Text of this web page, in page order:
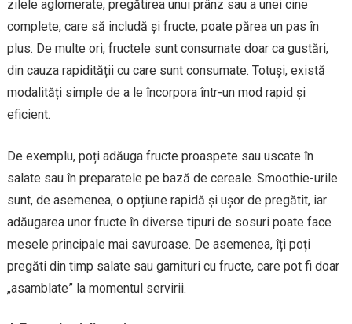
zilele aglomerate, pregătirea unui prânz sau a unei cine
complete, care să includă și fructe, poate părea un pas în
plus. De multe ori, fructele sunt consumate doar ca gustări,
din cauza rapidității cu care sunt consumate. Totuși, există
modalități simple de a le încorpora într-un mod rapid și
eficient.
De exemplu, poți adăuga fructe proaspete sau uscate în
salate sau în preparatele pe bază de cereale. Smoothie-urile
sunt, de asemenea, o opțiune rapidă și ușor de pregătit, iar
adăugarea unor fructe în diverse tipuri de sosuri poate face
mesele principale mai savuroase. De asemenea, îți poți
pregăti din timp salate sau garnituri cu fructe, care pot fi doar
„asamblate” la momentul servirii.